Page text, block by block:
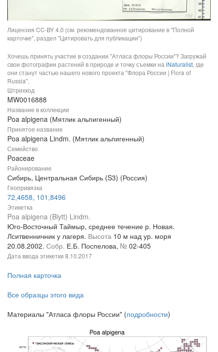
Лицензия CC-BY 4.0 (см. рекомендованное цитирование в "Полной
карточке", раздел "Цитировать для публикации")
Хочешь принять участие в создании "Атласа флоры России"? Загружай
свои фотографии растений в природе и точку съемки на iNaturalist, где
они станут частью нашего нового проекта "Флора России | Flora of
Russia".
Штрихкод
MW0016888
Название в коллекции
Poa alpigena (Мятлик альпигенный)
Принятое название
Poa alpigena Lindm. (Мятлик альпигенный)
Семейство
Poaceae
Районирование
Сибирь, Центральная Сибирь (S3) (Россия)
Геопривязка
72,4658, 101,8496
Этикетка
Poa alpigena (Blytt) Lindm.
Юго-Восточный Таймыр, среднее течение р. Новая.
Лситвенничник у лагеря. Высота 10 м над ур. моря
20.08.2002. Собр. Е.Б. Поспелова, № 02-405
Дата ввода этикетки 8.10.2017
Полная карточка
Все образцы этого вида
Материалы "Атласа флоры России" (подробности)